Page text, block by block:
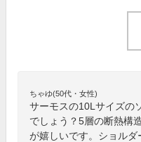
ちゃゆ(50代・女性)
サーモスの10Lサイズの
でしょう？5層の断熱構
が嬉しいです。ショル